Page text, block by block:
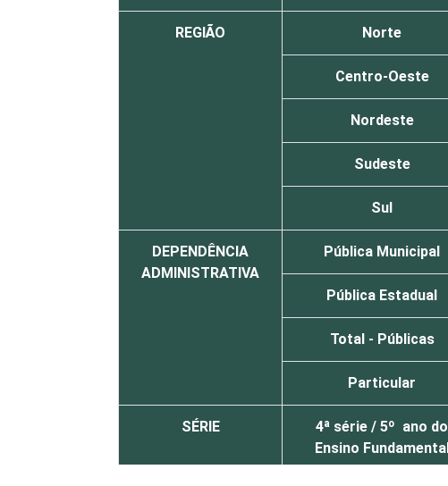
REGIÃO Norte
Centro-Oeste
Nordeste
Sudeste
Sul
DEPENDÊNCIA
ADMINISTRATIVA
Pública Municipal
Pública Estadual
Total - Públicas
Particular
SÉRIE
4ª série / 5º ano do
Ensino Fundamental